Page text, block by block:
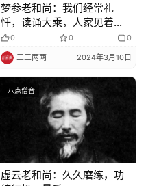
梦参老和尚：我们经常礼
忏，读诵大乘，人家见着你
就生欢喜心
0 0 0
三三两两 2024年3月10日
八点僧音
虚云老和尚：久久磨练，功